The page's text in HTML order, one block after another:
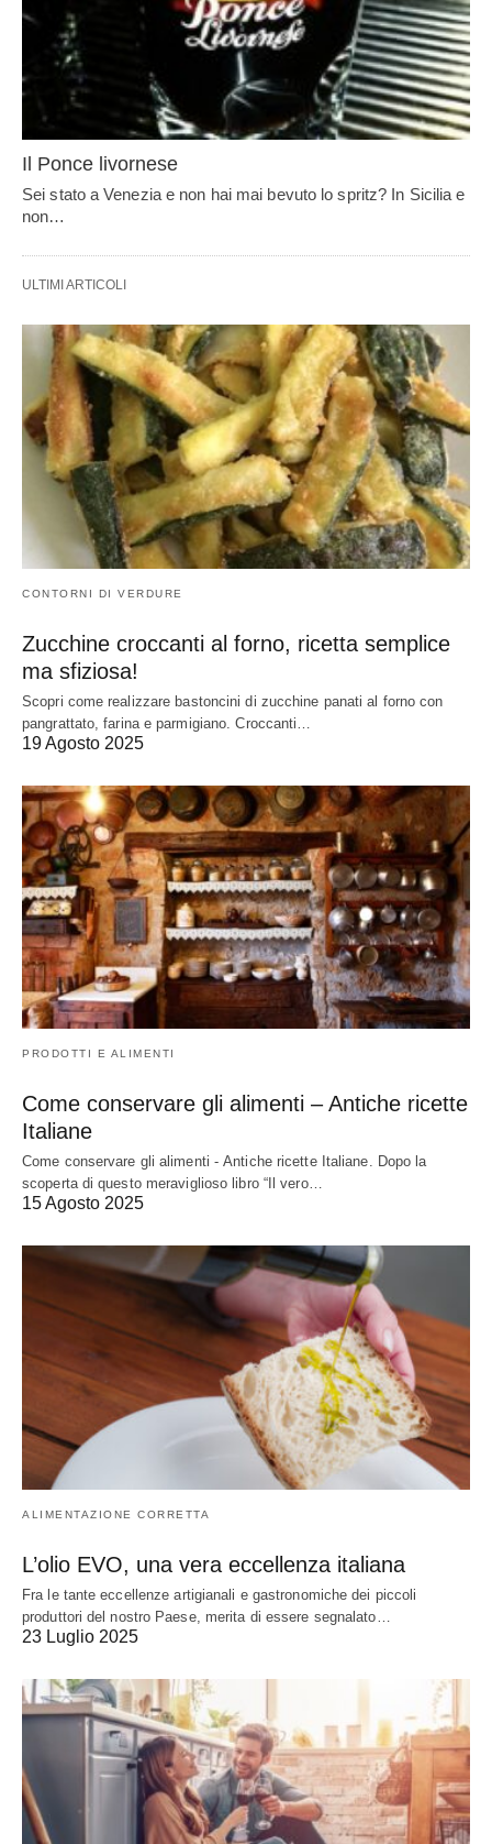
Il Ponce livornese
Sei stato a Venezia e non hai mai bevuto lo spritz? In Sicilia e
non…
ULTIMI ARTICOLI
CONTORNI DI VERDURE
Zucchine croccanti al forno, ricetta semplice
ma sfiziosa!
Scopri come realizzare bastoncini di zucchine panati al forno con
pangrattato, farina e parmigiano. Croccanti…
19 Agosto 2025
PRODOTTI E ALIMENTI
Come conservare gli alimenti – Antiche ricette
Italiane
Come conservare gli alimenti - Antiche ricette Italiane. Dopo la
scoperta di questo meraviglioso libro “Il vero…
15 Agosto 2025
ALIMENTAZIONE CORRETTA
L’olio EVO, una vera eccellenza italiana
Fra le tante eccellenze artigianali e gastronomiche dei piccoli
produttori del nostro Paese, merita di essere segnalato…
23 Luglio 2025